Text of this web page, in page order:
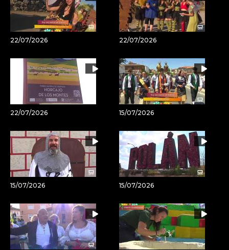
22/07/2026 22/07/2026
22/07/2026 15/07/2026
15/07/2026 15/07/2026